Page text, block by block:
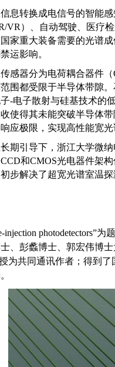
息转换成电信号的智能
VR ）、自动驾驶
医疗
家重大装备需要的光谱
运影响。
感器分为电荷耦合器件（
围都受限于半导体带隙。
-电子散射与硅基技术的
使得其未能突破半导体
响应极限，实现高性能宽光
期引导下， 浙江大学微
CCD和CMOS光电器件架构
初步解决了超宽光谱室温探
injection photodetectors”为
、彭蠡博士、郭宏伟博
为共同通讯作者；得到